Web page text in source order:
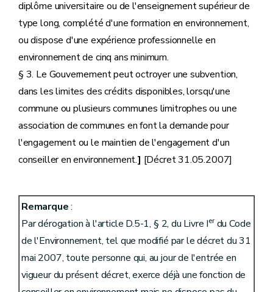
diplôme universitaire ou de l'enseignement supérieur de
type long, complété d'une formation en environnement,
ou dispose d'une expérience professionnelle en
environnement de cinq ans minimum.
§ 3. Le Gouvernement peut octroyer une subvention,
dans les limites des crédits disponibles, lorsqu'une
commune ou plusieurs communes limitrophes ou une
association de communes en font la demande pour
l'engagement ou le maintien de l'engagement d'un
conseiller en environnement.] [Décret 31.05.2007]
Remarque:
Par dérogation à l'article D.5-1, § 2, du Livre Ierdu Code
de l'Environnement, tel que modifié par le décret du 31
mai 2007, toute personne qui, au jour de l'entrée en
vigueur du présent décret, exerce déjà une fonction de